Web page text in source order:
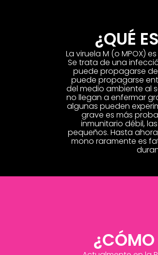
¿QUÉ
La viruela M (o MPOX)
Se trata de una
puede propagarse
puede propagarse
del medio ambiente al
no llegan a enfermar
algunas pueden
grave es más
inmunitario débil,
pequeños. Hasta
mono raramente es
¿CÓMO